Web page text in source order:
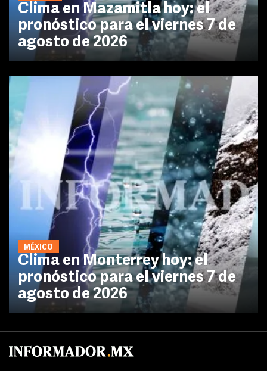
Clima en Mazamitla hoy: el
pronóstico para el viernes 7 de
agosto de 2026
MÉXICO
Clima en Monterrey hoy: el
pronóstico para el viernes 7 de
agosto de 2026